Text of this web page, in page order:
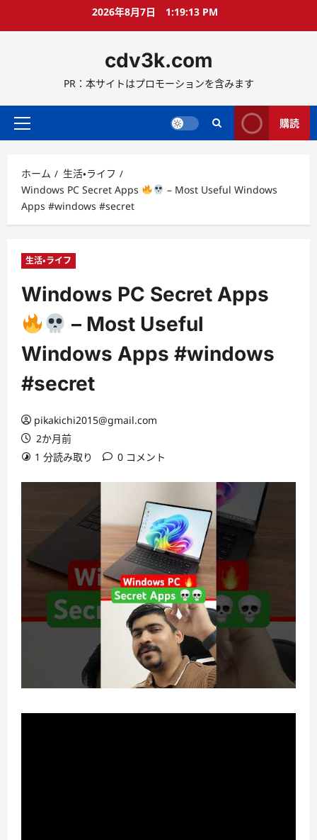
ス
ッ
2026年8月7日 1:19:14 PM
cdv3k.com
PR：本サイトはプロモーションを含みます
メ
メ
ニ
ュ
ー
購読
ホーム
生活・ライフ
Windows PC Secret Apps
– Most Useful Windows
Apps #windows #secret
生活・ライフ
Windows PC Secret Apps
– Most Useful
Windows Apps #windows
#secret
pikakichi2015@gmail.com
2か月前
1 分読み取り
0 コメント